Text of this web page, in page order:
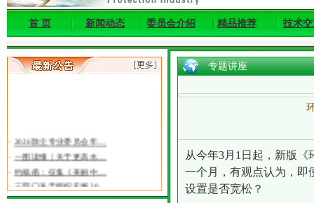
首 页 新闻动态 委员会介绍 精品推荐 技术
2026除尘专业委员会年…
一图读懂｜关于更高水…
约稿函：征集《美丽中…
三部门关于组织实施20…
·关于召开第十一届东亚…
专题讲座
从今年3月1日起，新版《
一个月，有观点认为，即
设置是否宽松？